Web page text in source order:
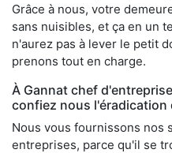
Grâce à nous, votre
sans nuisibles, et ça en un
n'aurez pas à lever le petit
prenons tout en charge.
À Gannat chef
confiez nous l'éradication
Nous vous fournissons nos
entreprises, parce qu'il se